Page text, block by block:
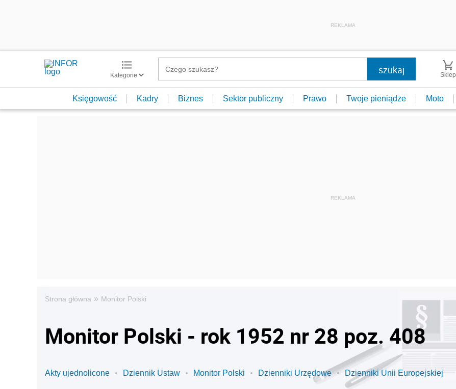
REKLAMA
Kategorie Sklep
Księgowość Kadry Biznes Sektor publiczny Prawo Twoje pieniądze Moto
Strona główna » Monitor Polski
Monitor Polski - rok 1952 nr 28 poz. 408
Akty ujednolicone Dziennik Ustaw Monitor Polski Dzienniki Urzędowe Dzienniki Unii Europejskiej